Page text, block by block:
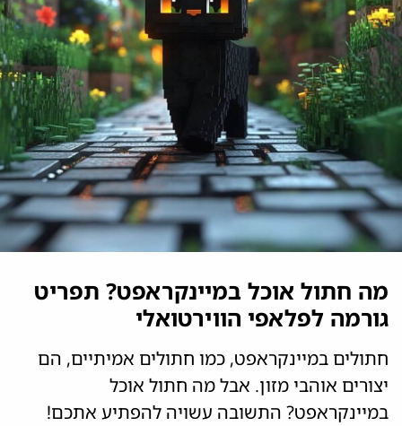
מה חתול אוכל במיינקראפט? תפריט
גורמה לפלאפי הווירטואלי
חתולים במיינקראפט, כמו חתולים אמיתיים, הם
יצורים אוהבי מזון. אבל מה חתול אוכל
במיינקראפט? התשובה עשויה להפתיע אתכם!